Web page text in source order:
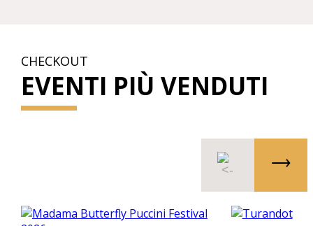
CHECKOUT
EVENTI PIÙ VENDUTI